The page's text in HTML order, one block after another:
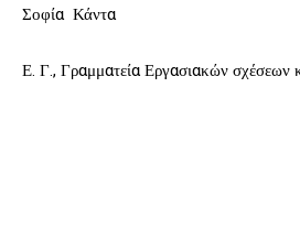
Σοφία Κάντα
Ε. Γ., Γραμματεία Εργασιακών σχέσεων